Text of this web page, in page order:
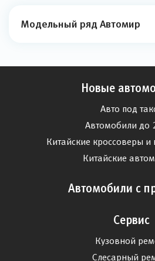
Модельный ряд Автомир
Новые
Авто под
Автомобили до
Китайские кроссоверы
Китайские
Автомобили с
Сервис
Кузовной
Слесарный